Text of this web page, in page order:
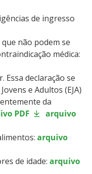
de ingresso
não podem se
médica:
Essa declaração se
e Adultos (EJA)
da
PDF
arquivo
arquivo
de idade: arquivo